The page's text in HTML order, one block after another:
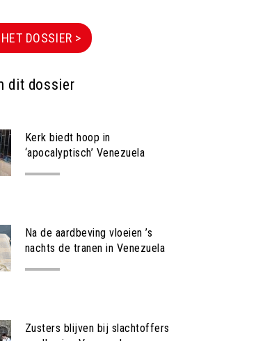
DOSSIER >
dit dossier
Kerk biedt hoop in
‘apocalyptisch’ Venezuela
Na de aardbeving vloeien ’s
nachts de tranen in Venezuela
Zusters blijven bij slachtoffers